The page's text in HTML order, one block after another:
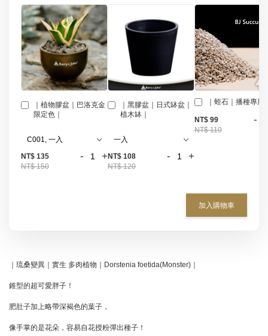
｜植物膠盆｜巴洛克金
限定色｜
NT$ 135
NT$ 150
- +
｜黑膠盆｜日式缽盆｜
植木缽｜
NT$ 108
NT$ 120
- +
｜蛭石｜播種專用
NT$ 99
NT$ 110
-
加入購物車
｜琉桑變異｜實生 多肉植物｜Dorstenia foetida(Monster)｜
錐型的超可愛胖子！
肥肚子加上略帶深褐色的葉子，
像手掌的是花朵，容易自花授粉彈出種子！